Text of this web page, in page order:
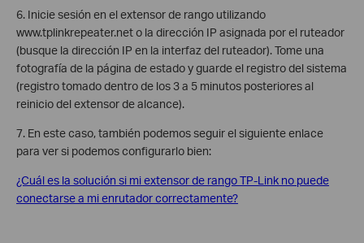
6. Inicie sesión en el extensor de rango utilizando
www.tplinkrepeater.net o la dirección IP asignada por el ruteador
(busque la dirección IP en la interfaz del ruteador). Tome una
fotografía de la página de estado y guarde el registro del sistema
(registro tomado dentro de los 3 a 5 minutos posteriores al
reinicio del extensor de alcance).
7. En este caso, también podemos seguir el siguiente enlace
para ver si podemos configurarlo bien:
¿Cuál es la solución si mi extensor de rango TP-Link no puede
conectarse a mi enrutador correctamente?